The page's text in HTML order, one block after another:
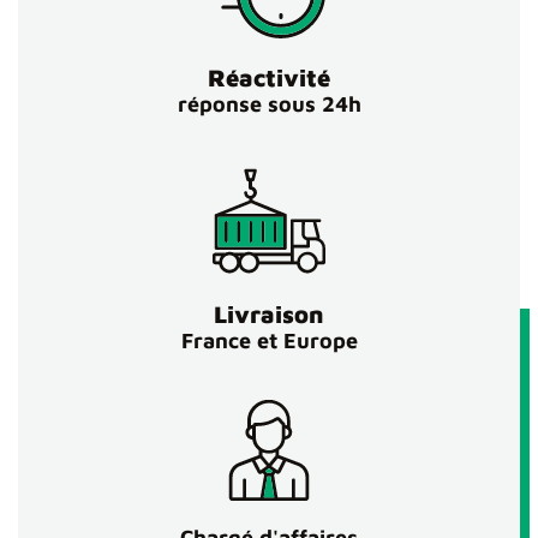
Réactivité
réponse sous 24h
Livraison
France et Europe